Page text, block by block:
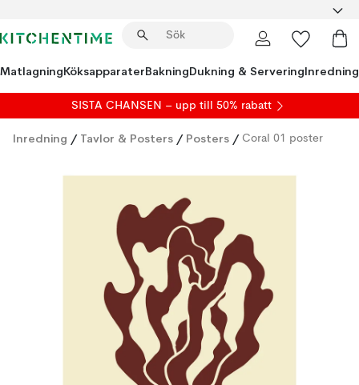
MatlagningKöksapparaterBakningDukning & ServeringInredning
SISTA CHANSEN – upp till 50% rabatt
Inredning / Tavlor & Posters / Posters / Coral 01 poster